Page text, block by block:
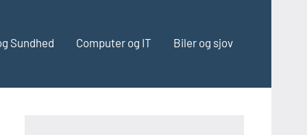
Sundhed Computer og IT Biler og sjov